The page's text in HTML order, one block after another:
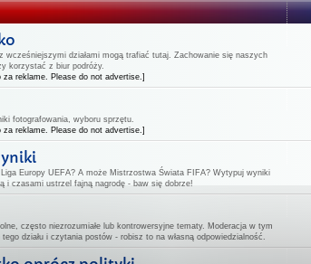
działami mogą trafiać tutaj. Zachowanie się naszych
korzystać z biur podróży.
reklame. Please do not advertise.]
fotografowania, wyboru sprzętu.
reklame. Please do not advertise.]
Europy UEFA? A może Mistrzostwa Świata FIFA? Wytypuj wyniki
i czasami ustrzel fajną nagrodę - baw się dobrze!
często niezrozumiałe lub kontrowersyjne tematy. Moderacja w tym
działu i czytania postów - robisz to na własną odpowiedzialność.